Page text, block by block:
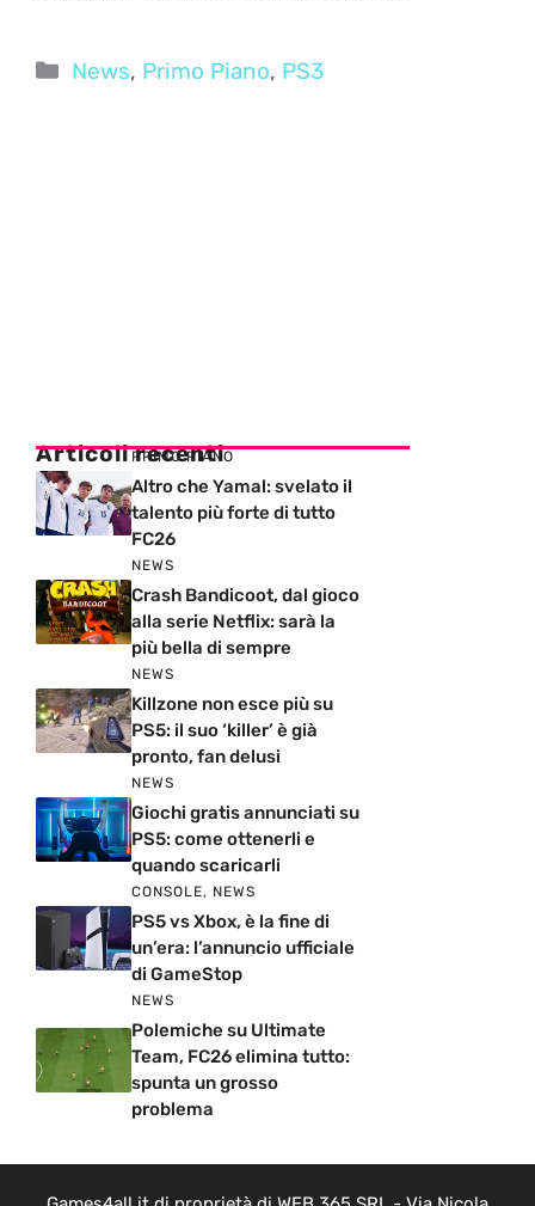
Categorie
News, Primo Piano, PS3
Articoli recenti
PRIMO PIANO
Altro che Yamal: svelato il
talento più forte di tutto
FC26
NEWS
Crash Bandicoot, dal gioco
alla serie Netflix: sarà la
più bella di sempre
NEWS
Killzone non esce più su
PS5: il suo ‘killer’ è già
pronto, fan delusi
NEWS
Giochi gratis annunciati su
PS5: come ottenerli e
quando scaricarli
CONSOLE, NEWS
PS5 vs Xbox, è la fine di
un’era: l’annuncio ufficiale
di GameStop
NEWS
Polemiche su Ultimate
Team, FC26 elimina tutto:
spunta un grosso
problema